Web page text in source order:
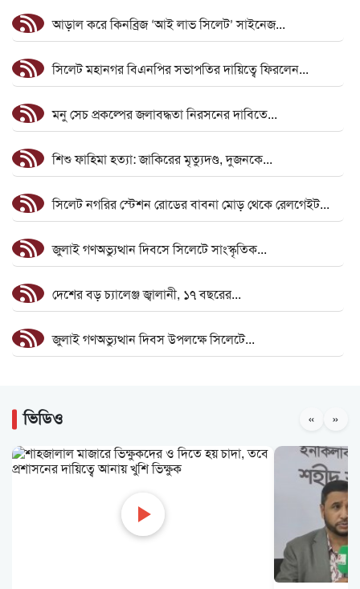
আড়াল করে কিনব্রিজ ‘আই লাভ সিলেট’ সাইনেজ...
সিলেট মহানগর বিএনপির সভাপতির দায়িত্বে ফিরলেন...
মনু সেচ প্রকল্পের জলাবদ্ধতা নিরসনের দাবিতে...
শিশু ফাহিমা হত্যা: জাকিরের মৃত্যুদণ্ড, দুজনকে...
সিলেট নগরির স্টেশন রোডের বাবনা মোড় থেকে রেলগেইট...
জুলাই গণঅভ্যুত্থান দিবসে সিলেটে সাংস্কৃতিক...
দেশের বড় চ্যালেঞ্জ জ্বালানী, ১৭ বছরের...
জুলাই গণঅভ্যুত্থান দিবস উপলক্ষে সিলেটে...
ভাড়াটে লোক দিয়ে সাবেক স্ত্রীকে হত্যা,...
শেখ হাসিনার বক্তব্য নিয়ে খবর প্রচার করলে...
জুলাই গণঅভ্যুত্থান দিবসে রাজধানীতে নিশ্ছিদ্র...
ঢাকা কলেজে ছাত্রদল ও ছাত্রশিবিরের মধ্যে সংঘর্ষ
ভিডিও « »